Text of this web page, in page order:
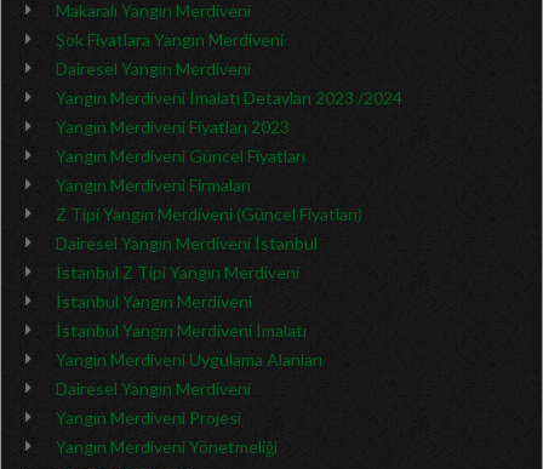
Makaralı Yangın Merdiveni
Şok Fiyatlara Yangın Merdiveni
Dairesel Yangın Merdiveni
Yangın Merdiveni İmalatı Detayları 2023 /2024
Yangın Merdiveni Fiyatları 2023
Yangın Merdiveni Güncel Fiyatları
Yangın Merdiveni Firmaları
Z Tipi Yangın Merdiveni (Güncel Fiyatları)
Dairesel Yangın Merdiveni İstanbul
İstanbul Z Tipi Yangın Merdiveni
İstanbul Yangın Merdiveni
İstanbul Yangın Merdiveni İmalatı
Yangın Merdiveni Uygulama Alanları
Dairesel Yangın Merdiveni
Yangın Merdiveni Projesi
Yangın Merdiveni Yönetmeliği